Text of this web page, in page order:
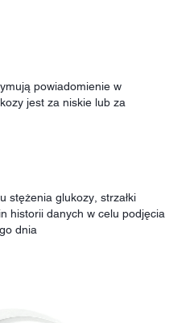
powiadomienie w
jest za niskie lub za
stężenia glukozy, strzałki
historii danych w celu podjęcia
dnia